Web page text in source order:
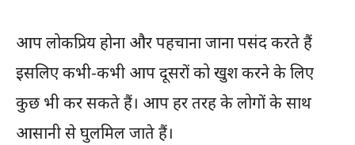
आप लोकप्रिय होना और पहचाना जाना पसंद करते हैं
इसलिए कभी-कभी आप दूसरों को खुश करने के लिए
कुछ भी कर सकते हैं। आप हर तरह के लोगों के साथ
आसानी से घुलमिल जाते हैं।